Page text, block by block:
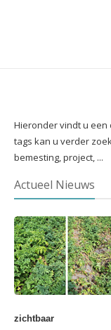
Hieronder vindt u een
tags kan u verder
bemesting, project, ...
Actueel Nieuws
zichtbaar